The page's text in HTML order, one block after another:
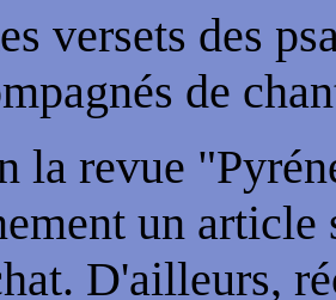
versets des
de
la revue
un
D'ailleurs,